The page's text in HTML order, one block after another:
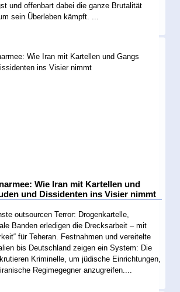
und offenbart dabei die ganze Brutalität
sein Überleben kämpft. ...
Wie Iran mit Kartellen und
und Dissidenten ins Visier nimmt
outsourcen Terror: Drogenkartelle,
Banden erledigen die Drecksarbeit – mit
für Teheran. Festnahmen und vereitelte
bis Deutschland zeigen ein System: Die
Kriminelle, um jüdische Einrichtungen,
Regimegegner anzugreifen....